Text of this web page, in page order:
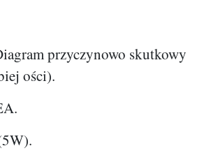
przyczynowo skutkowy
ości).